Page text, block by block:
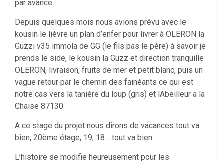
par avance.
Depuis quelques mois nous avions prévu avec le
kousin le lièvre un plan d’enfer pour livrer à OLERON la
Guzzi v35 immola de GG (le fils pas le père) à savoir je
prends le side, le kousin la Guzz et direction tranquille
OLERON, livraison, fruits de mer et petit blanc, puis un
vague retour par le chemin des fainéants ce qui est
notre cas vers la tanière du loup (gris) et lAbeilleur a la
Chaise 87130.
A ce stage du projet nous dirons de vacances tout va
bien, 20ème étage, 19, 18 …tout va bien.
L’histoire se modifie heureusement pour les